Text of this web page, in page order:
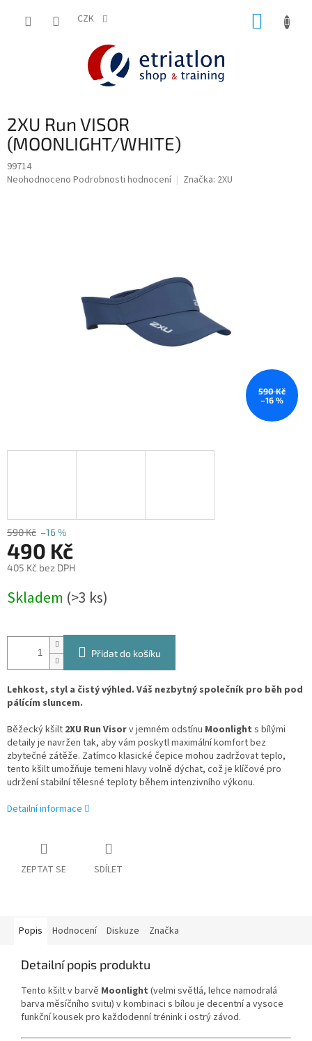
CZK
2XU Run VISOR
(MOONLIGHT/WHITE)
99714
Průměrné
Neohodnoceno Podrobnosti hodnocení Značka: 2XU
590 Kč
–16 %
590 Kč –16 %
490 Kč
405 Kč bez DPH
cena:
Skladem (>3 ks)
Přidat do košíku
Lehkost, styl a čistý výhled. Váš nezbytný společník pro běh pod
pálícím sluncem.
Běžecký kšilt 2XU Run Visorv jemném odstínu Moonlight s bílými
detaily je navržen tak, aby vám poskytl maximální komfort bez
zbytečné zátěže. Zatímco klasické čepice mohou zadržovat teplo,
tento kšilt umožňuje temeni hlavy volně dýchat, což je klíčové pro
udržení stabilní tělesné teploty během intenzivního výkonu.
Detailní informace
ZEPTAT SE SDÍLET
Popis Hodnocení Diskuze Značka
Detailní popis produktu
Tento kšilt v barvě Moonlight (velmi světlá, lehce namodralá
barva měsíčního svitu) v kombinaci s bílou je decentní a vysoce
funkční kousek pro každodenní trénink i ostrý závod.
shop.etriatlon.cz - Chat